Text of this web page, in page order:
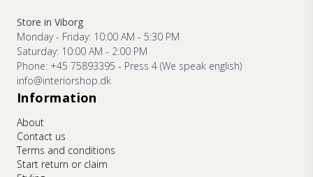
Store in Viborg
Monday - Friday: 10:00 AM - 5:30 PM
Saturday: 10:00 AM - 2:00 PM
Phone: +45 75893395 - Press 4 (We speak english)
info@interiorshop.dk
Information
About
Contact us
Terms and conditions
Start return or claim